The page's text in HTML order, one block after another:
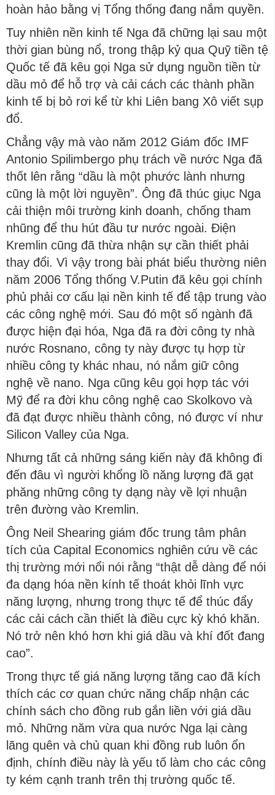
hoàn hảo bằng vị Tổng thống đang nắm quyền.
Tuy nhiên nền kinh tế Nga đã chững lại sau một
thời gian bùng nổ, trong thập kỷ qua Quỹ tiền tệ
Quốc tế đã kêu gọi Nga sử dụng nguồn tiền từ
dầu mỏ để hỗ trợ và cải cách các thành phần
kinh tế bị bỏ rơi kể từ khi Liên bang Xô viết sụp
đổ.
Chẳng vậy mà vào năm 2012 Giám đốc IMF
Antonio Spilimbergo phụ trách về nước Nga đã
thốt lên rằng “dầu là một phước lành nhưng
cũng là một lời nguyền”. Ông đã thúc giục Nga
cải thiện môi trường kinh doanh, chống tham
nhũng để thu hút đầu tư nước ngoài. Điện
Kremlin cũng đã thừa nhận sự cần thiết phải
thay đổi. Vì vậy trong bài phát biểu thường niên
năm 2006 Tổng thống V.Putin đã kêu gọi chính
phủ phải cơ cấu lại nền kinh tế để tập trung vào
các công nghệ mới. Sau đó một số ngành đã
được hiện đại hóa, Nga đã ra đời công ty nhà
nước Rosnano, công ty này được tụ hợp từ
nhiều công ty khác nhau, nó nắm giữ công
nghệ về nano. Nga cũng kêu gọi hợp tác với
Mỹ để ra đời khu công nghệ cao Skolkovo và
đã đạt được nhiều thành công, nó được ví như
Silicon Valley của Nga.
Nhưng tất cả những sáng kiến này đã không đi
đến đâu vì người khổng lồ năng lượng đã gạt
phăng những công ty dạng này về lợi nhuận
trên đường vào Kremlin.
Ông Neil Shearing giám đốc trung tâm phân
tích của Capital Economics nghiên cứu về các
thị trường mới nổi nói rằng “thật dễ dàng để nói
đa dạng hóa nền kính tế thoát khỏi lĩnh vực
năng lượng, nhưng trong thực tế để thúc đẩy
các cải cách cần thiết là điều cực kỳ khó khăn.
Nó trở nên khó hơn khi giá dầu và khí đốt đang
cao”.
Trong thực tế giá năng lượng tăng cao đã kích
thích các cơ quan chức năng chấp nhận các
chính sách cho đồng rub gắn liền với giá dầu
mỏ. Những năm vừa qua nước Nga lại càng
lãng quên và chủ quan khi đồng rub luôn ổn
định, chính điều này là yếu tố làm cho các công
ty kém cạnh tranh trên thị trường quốc tế.